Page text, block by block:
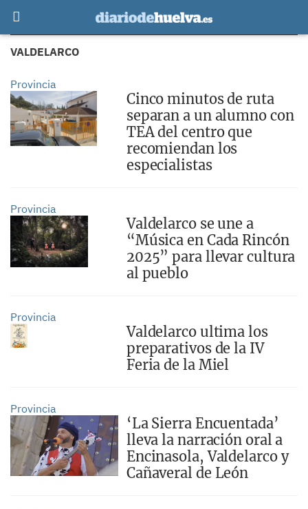
VALDELARCO
Provincia
Cinco minutos de ruta
separan a un alumno con
TEA del centro que
recomiendan los
especialistas
Provincia
Valdelarco se une a
“Música en Cada Rincón
2025” para llevar cultura
al pueblo
Provincia
Valdelarco ultima los
preparativos de la IV
Feria de la Miel
Provincia
‘La Sierra Encuentada’
lleva la narración oral a
Encinasola, Valdelarco y
Cañaveral de León